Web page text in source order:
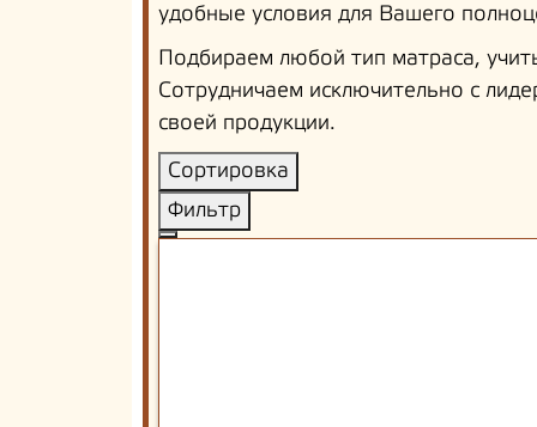
удобные условия для Вашего
Подбираем любой тип матраса,
Сотрудничаем исключительно с
своей продукции.
Сортировка
Фильтр